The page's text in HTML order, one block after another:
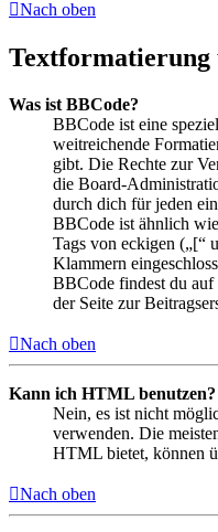
Nach oben
Textformatierung
Was ist BBCode?
BBCode ist eine
weitreichende
gibt. Die Rechte zur
die Board-
durch dich für jeden
BBCode ist ähnlich
Tags von eckigen („[“
Klammern
BBCode findest du
der Seite zur
Nach oben
Kann ich HTML benutzen?
Nein, es ist nicht
verwenden. Die
HTML bietet, können
Nach oben